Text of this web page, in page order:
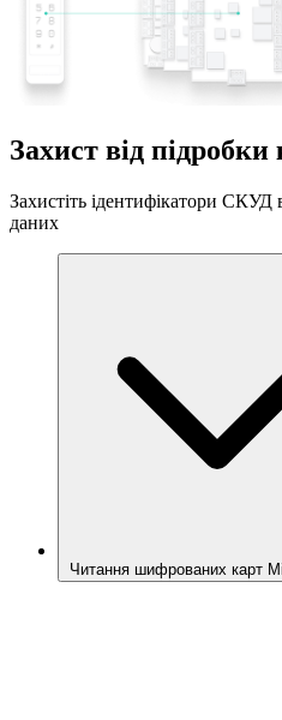
Захист від підробки
Захистіть ідентифікатори СКУД
даних
Читання шифрованих карт